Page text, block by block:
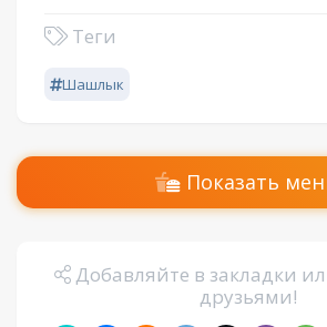
Теги
Шашлык
Показать
Добавляйте в закладки
друзьями!